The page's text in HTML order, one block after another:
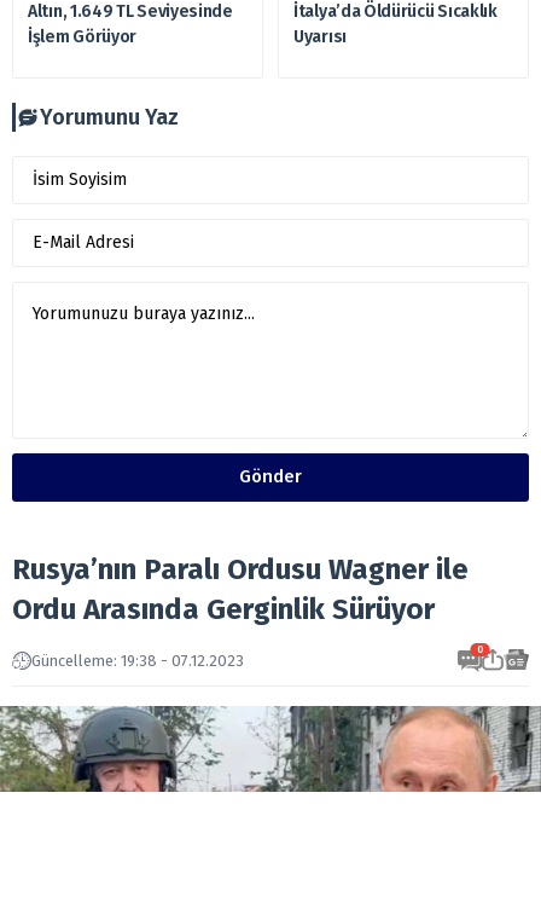
Altın, 1.649 TL Seviyesinde
İşlem Görüyor
İtalya’da Öldürücü Sıcaklık
Uyarısı
Yorumunu Yaz
Gönder
Rusya’nın Paralı Ordusu Wagner ile
Ordu Arasında Gerginlik Sürüyor
Güncelleme: 19:38 - 07.12.2023
0